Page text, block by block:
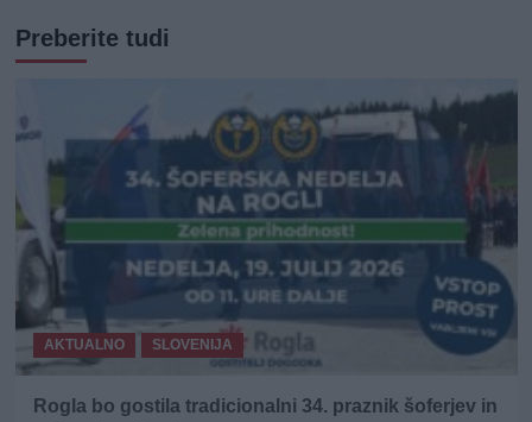
Preberite tudi
AKTUALNO SLOVENIJA
Rogla bo gostila tradicionalni 34. praznik šoferjev in